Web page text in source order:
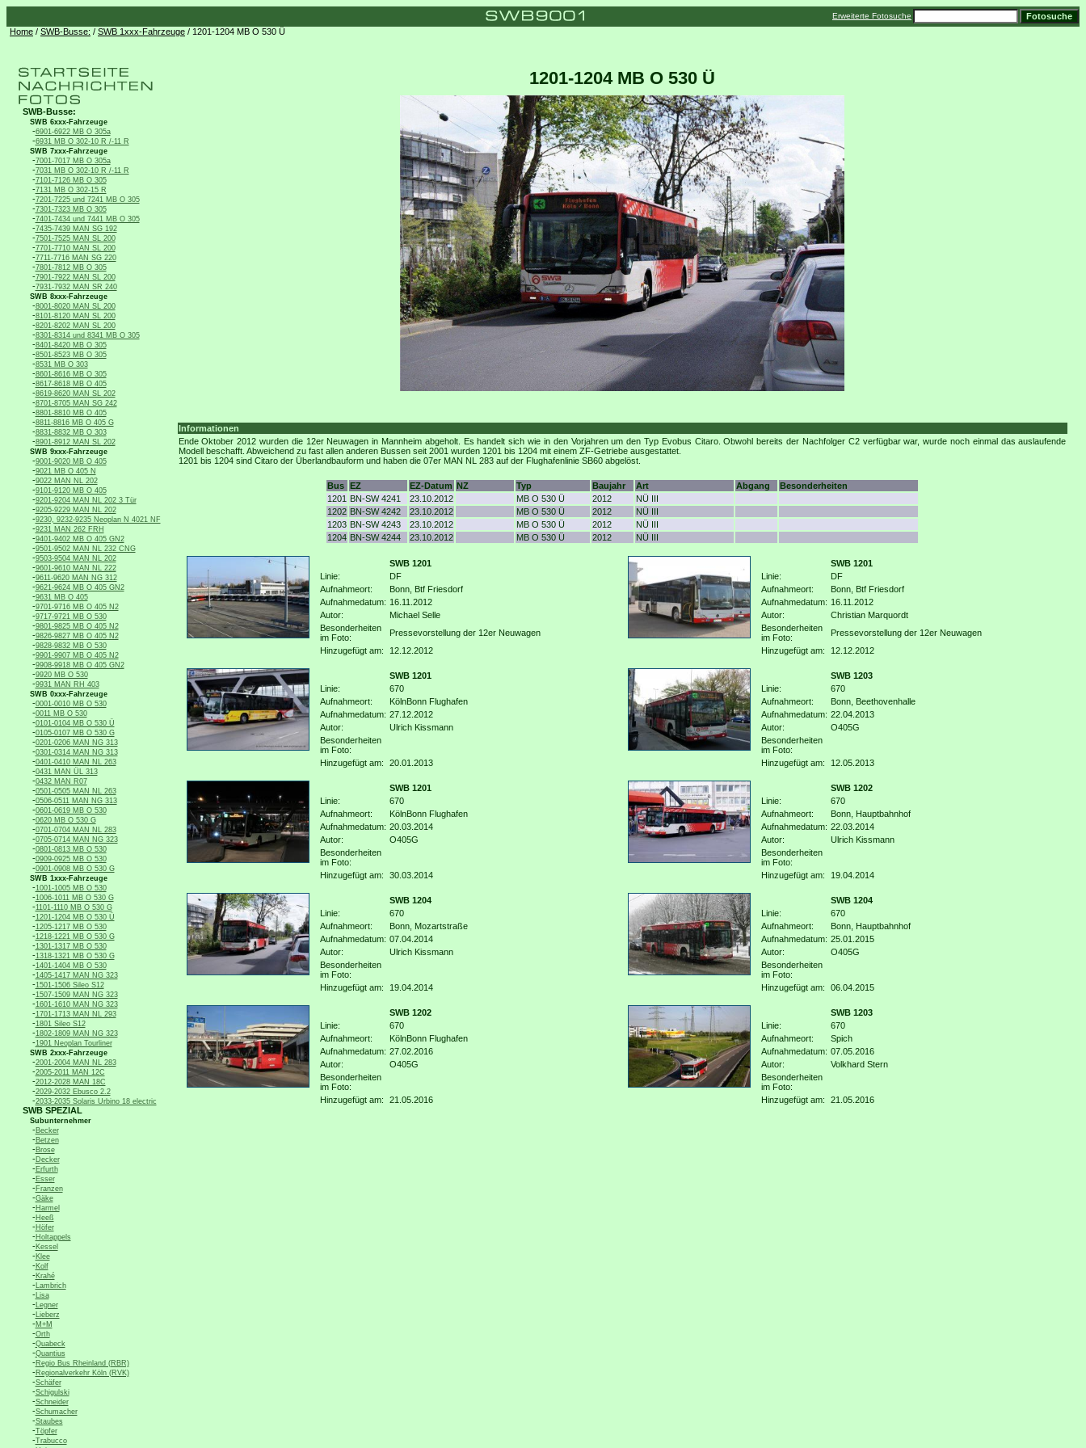
Erweiterte Fotosuche
Home / SWB-Busse: / SWB 1xxx-Fahrzeuge / 1201-1204 MB O 530 Ü
SWB-Busse:
SWB 6xxx-Fahrzeuge
-6901-6922 MB O 305a
-6931 MB O 302-10 R /-11 R
SWB 7xxx-Fahrzeuge
-7001-7017 MB O 305a
-7031 MB O 302-10 R /-11 R
-7101-7126 MB O 305
-7131 MB O 302-15 R
-7201-7225 und 7241 MB O 305
-7301-7323 MB O 305
-7401-7434 und 7441 MB O 305
-7435-7439 MAN SG 192
-7501-7525 MAN SL 200
-7701-7710 MAN SL 200
-7711-7716 MAN SG 220
-7801-7812 MB O 305
-7901-7922 MAN SL 200
-7931-7932 MAN SR 240
SWB 8xxx-Fahrzeuge
-8001-8020 MAN SL 200
-8101-8120 MAN SL 200
-8201-8202 MAN SL 200
-8301-8314 und 8341 MB O 305
-8401-8420 MB O 305
-8501-8523 MB O 305
-8531 MB O 303
-8601-8616 MB O 305
-8617-8618 MB O 405
-8619-8620 MAN SL 202
-8701-8705 MAN SG 242
-8801-8810 MB O 405
-8811-8816 MB O 405 G
-8831-8832 MB O 303
-8901-8912 MAN SL 202
SWB 9xxx-Fahrzeuge
-9001-9020 MB O 405
-9021 MB O 405 N
-9022 MAN NL 202
-9101-9120 MB O 405
-9201-9204 MAN NL 202 3 Tür
-9205-9229 MAN NL 202
-9230, 9232-9235 Neoplan N 4021 NF
-9231 MAN 262 FRH
-9401-9402 MB O 405 GN2
-9501-9502 MAN NL 232 CNG
-9503-9504 MAN NL 202
-9601-9610 MAN NL 222
-9611-9620 MAN NG 312
-9621-9624 MB O 405 GN2
-9631 MB O 405
-9701-9716 MB O 405 N2
-9717-9721 MB O 530
-9801-9825 MB O 405 N2
-9826-9827 MB O 405 N2
-9828-9832 MB O 530
-9901-9907 MB O 405 N2
-9908-9918 MB O 405 GN2
-9920 MB O 530
-9931 MAN RH 403
SWB 0xxx-Fahrzeuge
-0001-0010 MB O 530
-0011 MB O 530
-0101-0104 MB O 530 Ü
-0105-0107 MB O 530 G
-0201-0206 MAN NG 313
-0301-0314 MAN NG 313
-0401-0410 MAN NL 263
-0431 MAN ÜL 313
-0432 MAN R07
-0501-0505 MAN NL 263
-0506-0511 MAN NG 313
-0601-0619 MB O 530
-0620 MB O 530 G
-0701-0704 MAN NL 283
-0705-0714 MAN NG 323
-0801-0813 MB O 530
-0909-0925 MB O 530
-0901-0908 MB O 530 G
SWB 1xxx-Fahrzeuge
-1001-1005 MB O 530
-1006-1011 MB O 530 G
-1101-1110 MB O 530 G
-1201-1204 MB O 530 Ü
-1205-1217 MB O 530
-1218-1221 MB O 530 G
-1301-1317 MB O 530
-1318-1321 MB O 530 G
-1401-1404 MB O 530
-1405-1417 MAN NG 323
-1501-1506 Sileo S12
-1507-1509 MAN NG 323
-1601-1610 MAN NG 323
-1701-1713 MAN NL 293
-1801 Sileo S12
-1802-1809 MAN NG 323
-1901 Neoplan Tourliner
SWB 2xxx-Fahrzeuge
-2001-2004 MAN NL 283
-2005-2011 MAN 12C
-2012-2028 MAN 18C
-2029-2032 Ebusco 2.2
-2033-2035 Solaris Urbino 18 electric
SWB SPEZIAL
Subunternehmer
-Becker
-Betzen
-Brose
-Decker
-Erfurth
-Esser
-Franzen
-Gäke
-Harmel
-Heeß
-Höfer
-Holtappels
-Kessel
-Klee
-Kolf
-Krahé
-Lambrich
-Lisa
-Legner
-Lieberz
-M+M
-Orth
-Quabeck
-Quantius
-Regio Bus Rheinland (RBR)
-Regionalverkehr Köln (RVK)
-Schäfer
-Schigulski
-Schneider
-Schumacher
-Staubes
-Töpfer
-Trabucco
1201-1204 MB O 530 Ü
Informationen
Ende Oktober 2012 wurden die 12er Neuwagen in Mannheim abgeholt. Es handelt sich wie in den Vorjahren um den Typ Evobus Citaro. Obwohl bereits der Nachfolger C2 verfügbar war, wurde noch einmal das auslaufende
Modell beschafft. Abweichend zu fast allen anderen Bussen seit 2001 wurden 1201 bis 1204 mit einem ZF-Getriebe ausgestattet.
1201 bis 1204 sind Citaro der Überlandbauform und haben die 07er MAN NL 283 auf der Flughafenlinie SB60 abgelöst.
Bus EZ EZ-Datum NZ Typ Baujahr Art Abgang
Besonderheiten
1201 BN-SW 4241 23.10.2012 MB O 530 Ü 2012
NÜ III
1202 BN-SW 4242 23.10.2012 MB O 530 Ü 2012
NÜ III
1203 BN-SW 4243 23.10.2012 MB O 530 Ü 2012
NÜ III
1204 BN-SW 4244 23.10.2012 MB O 530 Ü 2012 NÜ III
SWB 1201
Linie:
DF
Aufnahmeort:
Bonn, Btf Friesdorf
Aufnahmedatum: 16.11.2012
Autor:
Michael Selle
Besonderheiten
im Foto:
Pressevorstellung der 12er Neuwagen
Hinzugefügt am:
12.12.2012
SWB 1201
Linie:
DF
Aufnahmeort:
Bonn, Btf Friesdorf
Aufnahmedatum: 16.11.2012
Autor:
Christian Marquordt
Besonderheiten
im Foto:
Pressevorstellung der 12er Neuwagen
Hinzugefügt am:
12.12.2012
SWB 1201
Linie:
670
Aufnahmeort:
KölnBonn Flughafen
Aufnahmedatum: 27.12.2012
Autor:
Ulrich Kissmann
Besonderheiten
im Foto:
Hinzugefügt am:
20.01.2013
SWB 1203
Linie:
670
Aufnahmeort:
Bonn, Beethovenhalle
Aufnahmedatum: 22.04.2013
Autor:
O405G
Besonderheiten
im Foto:
Hinzugefügt am:
12.05.2013
SWB 1201
Linie:
670
Aufnahmeort:
KölnBonn Flughafen
Aufnahmedatum: 20.03.2014
Autor:
O405G
Besonderheiten
im Foto:
Hinzugefügt am:
30.03.2014
SWB 1202
Linie:
670
Aufnahmeort:
Bonn, Hauptbahnhof
Aufnahmedatum: 22.03.2014
Autor:
Ulrich Kissmann
Besonderheiten
im Foto:
Hinzugefügt am:
19.04.2014
SWB 1204
Linie:
670
Aufnahmeort:
Bonn, Mozartstraße
Aufnahmedatum: 07.04.2014
Autor:
Ulrich Kissmann
Besonderheiten
im Foto:
Hinzugefügt am:
19.04.2014
SWB 1204
Linie:
670
Aufnahmeort:
Bonn, Hauptbahnhof
Aufnahmedatum: 25.01.2015
Autor:
O405G
Besonderheiten
im Foto:
Hinzugefügt am:
06.04.2015
SWB 1202
Linie:
670
Aufnahmeort:
KölnBonn Flughafen
Aufnahmedatum: 27.02.2016
Autor:
O405G
Besonderheiten
im Foto:
Hinzugefügt am:
21.05.2016
SWB 1203
Linie:
670
Aufnahmeort:
Spich
Aufnahmedatum: 07.05.2016
Autor:
Volkhard Stern
Besonderheiten
im Foto:
Hinzugefügt am:
21.05.2016